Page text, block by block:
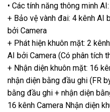
• Các tính năng thông minh AI:
+ Bảo vệ vành đai: 4 kênh AI
bởi Camera
+ Phát hiện khuôn mặt: 2
AI bởi Camera (Có phân tích
+ Nhận diện khuôn mặt: 16
nhận diện bằng đầu ghi (FR
bằng đầu ghi + nhận diện
16 kênh Camera Nhận diện